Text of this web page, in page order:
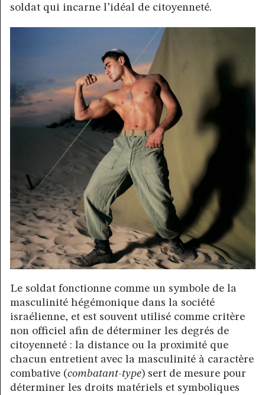
soldat qui incarne l’idéal de citoyenneté.
Le soldat fonctionne comme un symbole de la
masculinité hégémonique dans la société
israélienne, et est souvent utilisé comme critère
non officiel afin de déterminer les degrés de
citoyenneté : la distance ou la proximité que
chacun entretient avec la masculinité à caractère
combative (combatant-type) sert de mesure pour
déterminer les droits matériels et symboliques